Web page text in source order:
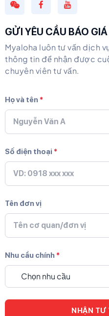
GỬI YÊU CẦU BÁO
Myaloha luôn tư vấn dịch
thông tin để nhận được
chuyên viên tư vấn.
Họ và tên *
Số điện thoại *
Tên đơn vị
Nhu cầu chính *
Chọn nhu cầu